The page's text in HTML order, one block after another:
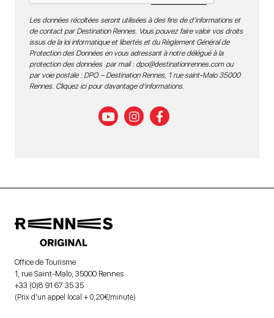
Les données récoltées seront utilisées à des fins de d’informations et
de contact par Destination Rennes. Vous pouvez faire valoir vos droits
issus de la loi informatique et libertés et du Règlement Général de
Protection des Données en vous adressant à notre délégué à la
protection des données par mail : dpo@destinationrennes.comou
par voie postale : DPO – Destination Rennes, 1 rue saint-Malo 35000
Rennes. Cliquez ici pour davantage d’informations.
Office de Tourisme
1, rue Saint-Malo, 35000 Rennes
+33 (0)8 91 67 35 35
(Prix d’un appel local + 0,20€/minute)